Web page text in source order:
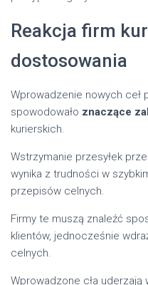
Reakcja firm
dostosowania
Wprowadzenie nowych ceł
spowodowało znaczące
kurierskich.
Wstrzymanie przesyłek
wynika z trudności w
przepisów celnych.
Firmy te muszą znaleźć
klientów, jednocześnie
celnych.
Wprowadzone cła uderzają